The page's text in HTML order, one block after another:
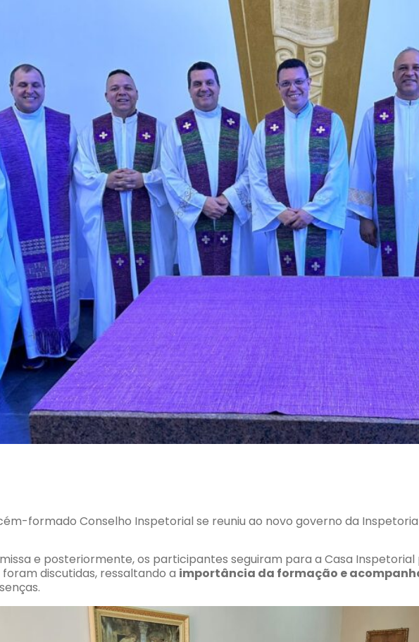
formado Conselho Inspetorial se reuniu ao novo governo da Inspetoria
e posteriormente, os participantes seguiram para a Casa
discutidas, ressaltando a importância da formação e